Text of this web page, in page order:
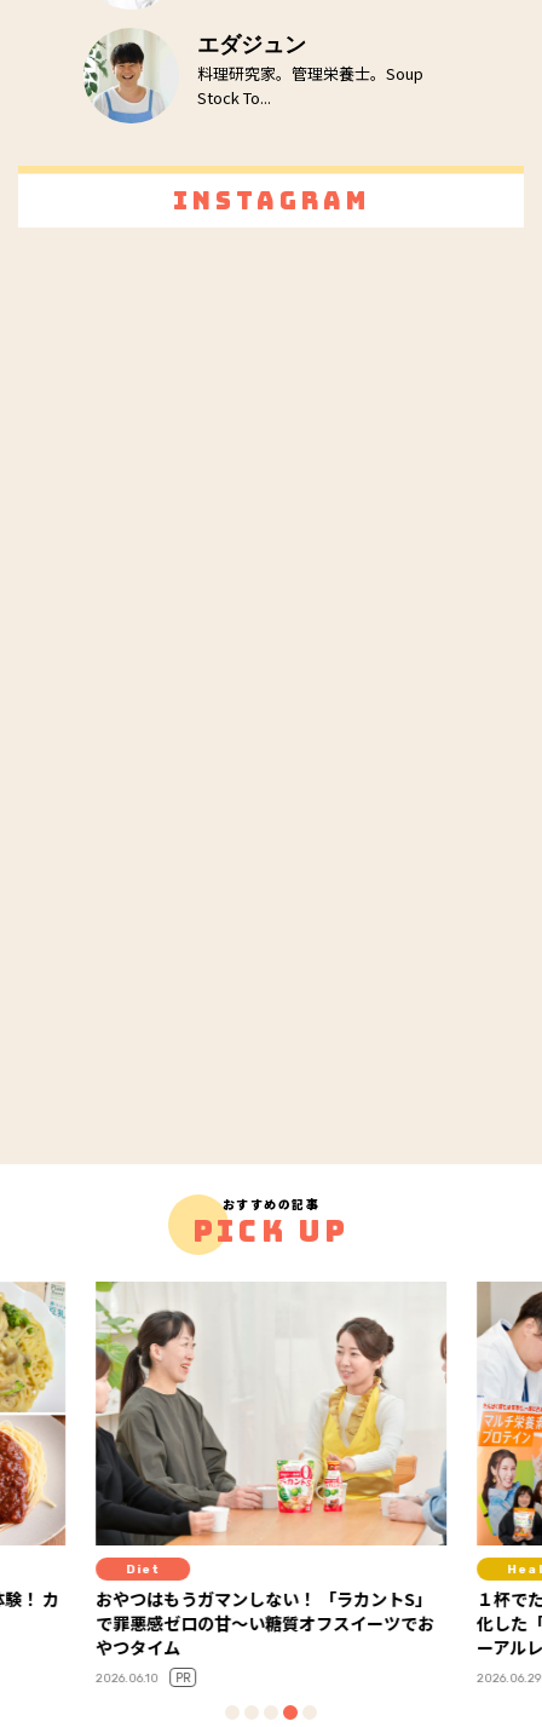
エダジュン
料理研究家。管理栄養士。Soup
Stock To...
Instagram
おすすめの記事
PICK UP
トS」
Healthcare
１杯でたんぱく質も栄養素も！ 読者の声で進
化した「ディアナチュラアクティブ」リニュ
ーアルレポート
2026.06.29 PR
１本
践す